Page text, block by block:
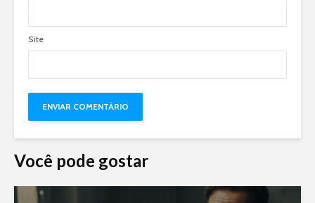
Site
Você pode gostar